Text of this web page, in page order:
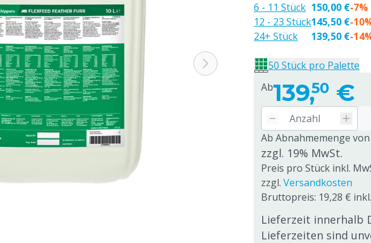
Ab139,50 €
Ab Abnahmemenge von
zzgl. 19% MwSt.
Preis pro Stück inkl.
zzgl. Versandkosten
Bruttopreis: 19,28 €
Lieferzeit innerhalb
Lieferzeiten sind
6 - 11 Stück
12 - 23 Stück
24+ Stück
150,00 €
145,50 €
139,50 €
-7%
-
-
50 Stück pro Palette